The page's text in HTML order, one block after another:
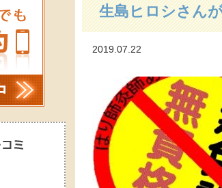
生島ヒロシさん
2019.07.22